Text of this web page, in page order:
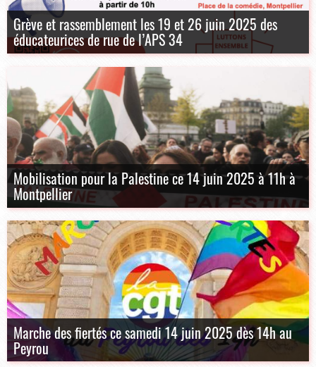
Grève et rassemblement les 19 et 26 juin 2025 des
éducateurices de rue de l’APS 34
Mobilisation pour la Palestine ce 14 juin 2025 à 11h à
Montpellier
Marche des fiertés ce samedi 14 juin 2025 dès 14h au
Peyrou